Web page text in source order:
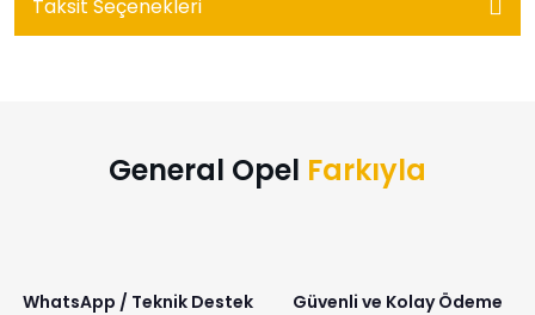
Taksit Seçenekleri
General Opel Farkıyla
WhatsApp / Teknik Destek Güvenli ve Kolay Ödeme